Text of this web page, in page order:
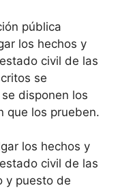
pública
los hechos y
civil de las
se
disponen los
que los prueben.
los hechos y
civil de las
y puesto de